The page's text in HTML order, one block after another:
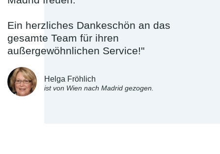
Ein herzliches Dankeschön an das
gesamte Team für ihren
außergewöhnlichen Service!"
Helga Fröhlich
ist von Wien nach Madrid gezogen.